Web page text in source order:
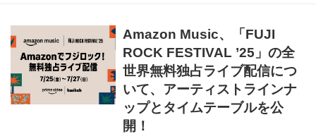
Prime Video、Amazon MusicのTwitch公...
Amazon Music、「FUJI
ROCK FESTIVAL ’25」の全
世界無料独占ライブ配信につ
いて、アーティストラインナ
ップとタイムテーブルを公
開！